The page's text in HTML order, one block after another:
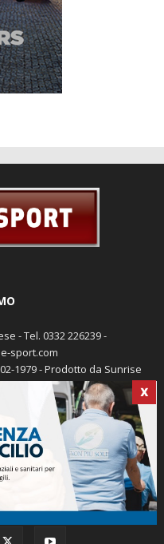
X
- Tel. 0332 226239 -
sport.com
1979 - Prodotto da Sunrise
Marocco -Cookie policy
sport.com